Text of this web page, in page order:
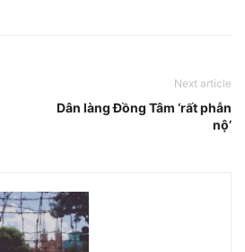
Next article
Dân làng Đồng Tâm ‘rất phẫn
nộ’